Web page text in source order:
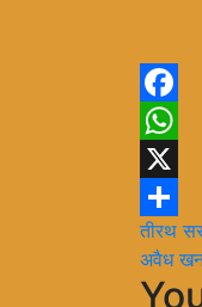
X
Share
तीरथ
अवैध